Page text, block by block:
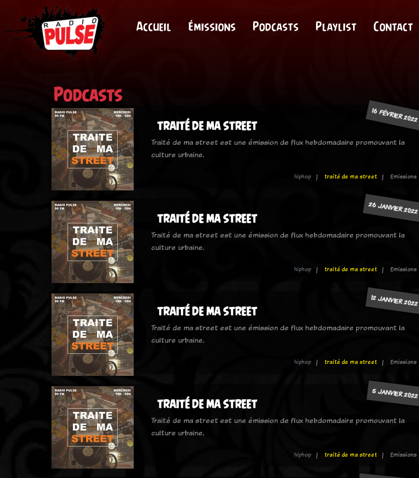
Accueil Émissions Podcasts Playlist Contact
Podcasts
16 FÉVRIER 2022
traité de ma street
Traité de ma street est une émission de flux hebdomadaire promouvant la
culture urbaine.
hiphop traité de ma street Emissions
26 JANVIER 2022
traité de ma street
Traité de ma street est une émission de flux hebdomadaire promouvant la
culture urbaine.
hiphop traité de ma street Emissions
12 JANVIER 2022
traité de ma street
Traité de ma street est une émission de flux hebdomadaire promouvant la
culture urbaine.
hiphop traité de ma street Emissions
5 JANVIER 2022
traité de ma street
Traité de ma street est une émission de flux hebdomadaire promouvant la
culture urbaine.
hiphop traité de ma street Emissions